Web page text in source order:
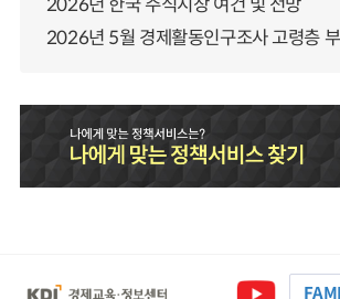
2026년 5월 경제활동인구조사 고령층